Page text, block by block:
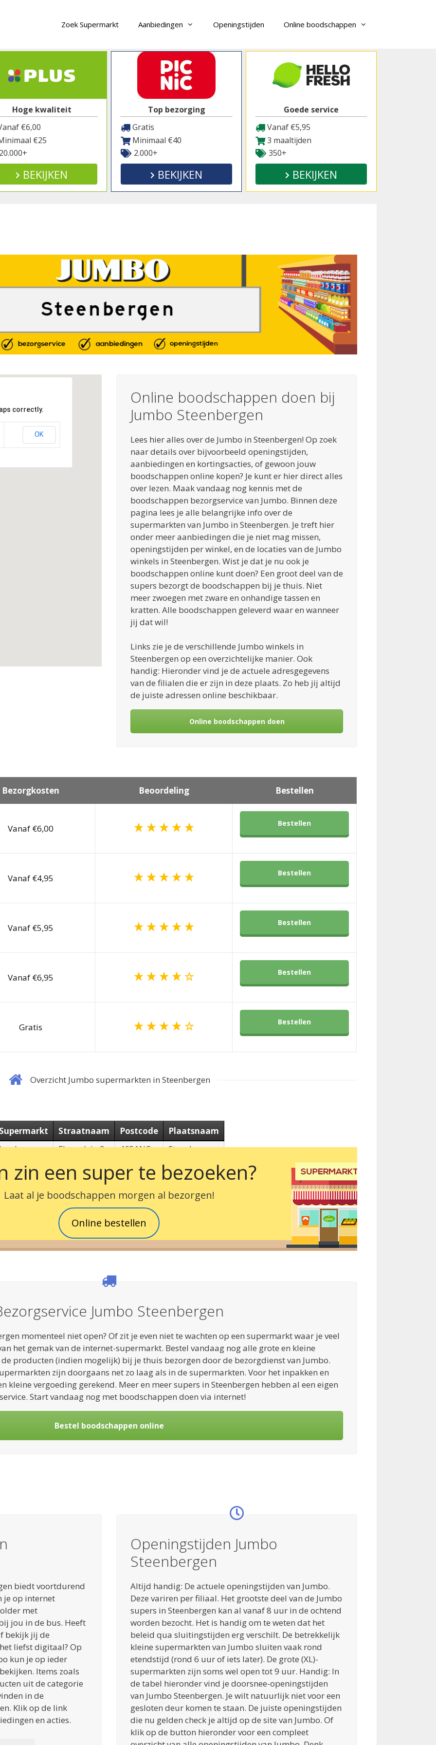
Zoek Supermarkt Aanbiedingen Openingstijden Online boodschappen
Hoge kwaliteit
€6,00
€25
BEKIJKEN
Top bezorging
Gratis
Minimaal €40
2.000+
BEKIJKEN
Goede service
Vanaf €5,95
3 maaltijden
350+
BEKIJKEN
correctly.
OK
Online boodschappen doen bij
Jumbo Steenbergen
Lees hier alles over de Jumbo in Steenbergen! Op zoek
naar details over bijvoorbeeld openingstijden,
aanbiedingen en kortingsacties, of gewoon jouw
boodschappen online kopen? Je kunt er hier direct alles
over lezen. Maak vandaag nog kennis met de
boodschappen bezorgservice van Jumbo. Binnen deze
pagina lees je alle belangrijke info over de
supermarkten van Jumbo in Steenbergen. Je treft hier
onder meer aanbiedingen die je niet mag missen,
openingstijden per winkel, en de locaties van de Jumbo
winkels in Steenbergen. Wist je dat je nu ook je
boodschappen online kunt doen? Een groot deel van de
supers bezorgt de boodschappen bij je thuis. Niet
meer zwoegen met zware en onhandige tassen en
kratten. Alle boodschappen geleverd waar en wanneer
jij dat wil!
Links zie je de verschillende Jumbo winkels in
Steenbergen op een overzichtelijke manier. Ook
handig: Hieronder vind je de actuele adresgegevens
van de filialen die er zijn in deze plaats. Zo heb jij altijd
de juiste adressen online beschikbaar.
Online boodschappen doen
Bezorgkosten Beoordeling Bestellen
Vanaf €6,00 Bestellen
Vanaf €4,95 Bestellen
Vanaf €5,95 Bestellen
Vanaf €6,95 Bestellen
Gratis Bestellen
Overzicht Jumbo supermarkten in Steenbergen
Straatnaam Postcode
Plaatsnaam
Floraplein 2 4651NC Steenbergen
zin een super te bezoeken?
Laat al je boodschappen morgen al bezorgen!
Online bestellen
Jumbo Steenbergen
momenteel niet open? Of zit je even niet te wachten op een supermarkt waar je veel
het gemak van de internet-supermarkt. Bestel vandaag nog alle grote en kleine
producten (indien mogelijk) bij je thuis bezorgen door de bezorgdienst van Jumbo.
zijn doorgaans net zo laag als in de supermarkten. Voor het inpakken en
kleine vergoeding gerekend. Meer en meer supers in Steenbergen hebben al een eigen
Start vandaag nog met boodschappen doen via internet!
Bestel boodschappen online
biedt voortdurend
je op internet
met
jou in de bus. Heeft
bekijk jij de
liefst digitaal? Op
kun je op ieder
Items zoals
uit de categorie
in de
Klik op de link
en acties.
Openingstijden Jumbo
Steenbergen
Altijd handig: De actuele openingstijden van Jumbo.
Deze variren per filiaal. Het grootste deel van de Jumbo
supers in Steenbergen kan al vanaf 8 uur in de ochtend
worden bezocht. Het is handig om te weten dat het
beleid qua sluitingstijden erg verschilt. De betrekkelijk
kleine supermarkten van Jumbo sluiten vaak rond
etendstijd (rond 6 uur of iets later). De grote (XL)-
supermarkten zijn soms wel open tot 9 uur. Handig: In
de tabel hieronder vind je doorsnee-openingstijden
van Jumbo Steenbergen. Je wilt natuurlijk niet voor een
gesloten deur komen te staan. De juiste openingstijden
die nu gelden check je altijd op de site van Jumbo. Of
klik op de button hieronder voor een compleet